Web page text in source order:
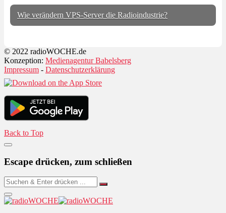
Wie verändern VPS-Server die Radioindustrie?
© 2022 radioWOCHE.de
Konzeption: Medienagentur Babelsberg
Impressum - Datenschutzerklärung
Back to Top
Escape drücken, zum schließen